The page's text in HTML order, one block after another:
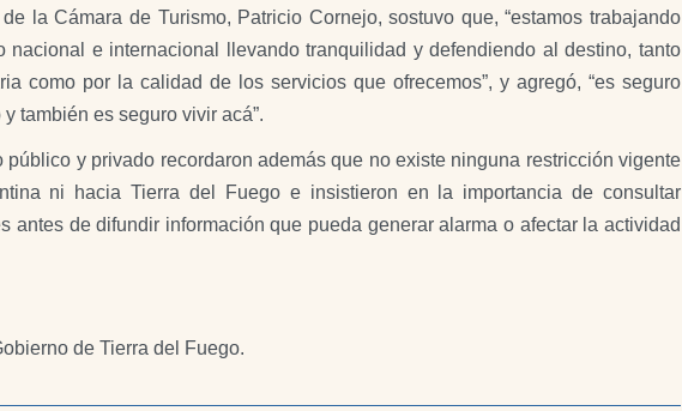
la Cámara de Turismo, Patricio Cornejo, sostuvo que, “estamos trabajando
nacional e internacional llevando tranquilidad y defendiendo al destino, tanto
como por la calidad de los servicios que ofrecemos”, y agregó, “es seguro
también es seguro vivir acá”.
público y privado recordaron además que no existe ninguna restricción vigente
ni hacia Tierra del Fuego e insistieron en la importancia de consultar
antes de difundir información que pueda generar alarma o afectar la actividad
de Tierra del Fuego.